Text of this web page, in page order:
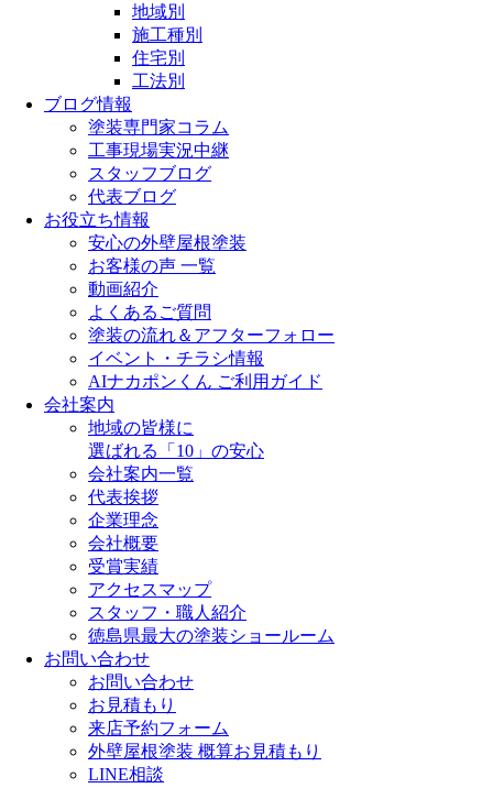
地域別
施工種別
住宅別
工法別
ブログ情報
塗装専門家コラム
工事現場実況中継
スタッフブログ
代表ブログ
お役立ち情報
安心の外壁屋根塗装
お客様の声 一覧
動画紹介
よくあるご質問
塗装の流れ＆アフターフォロー
イベント・チラシ情報
AIナカポンくん ご利用ガイド
会社案内
地域の皆様に
選ばれる「10」の安心
会社案内一覧
代表挨拶
企業理念
会社概要
受賞実績
アクセスマップ
スタッフ・職人紹介
徳島県最大の塗装ショールーム
お問い合わせ
お問い合わせ
お見積もり
来店予約フォーム
外壁屋根塗装 概算お見積もり
LINE相談